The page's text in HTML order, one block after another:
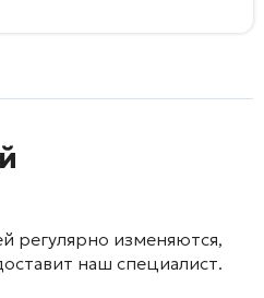
регулярно изменяются,
наш специалист.